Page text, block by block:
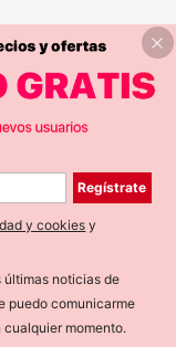
Regístrate
y cookiesy
noticias de
puedo comunicarme
momento.